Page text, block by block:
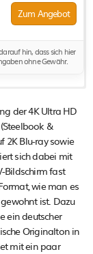
Zum Angebot
hin, dass sich hier
ohne Gewähr.
HD Blu-ray +
Ultra HD)
Zum Angebot
ray (+2D Blu-
Zum Angebot
Zum Angebot
Zum Angebot
der 4K Ultra HD
&
2K Blu-ray sowie
sich dabei mit
Bildschirm fast
wie man es
ist. Dazu
ein deutscher
Originalton in
mit ein paar